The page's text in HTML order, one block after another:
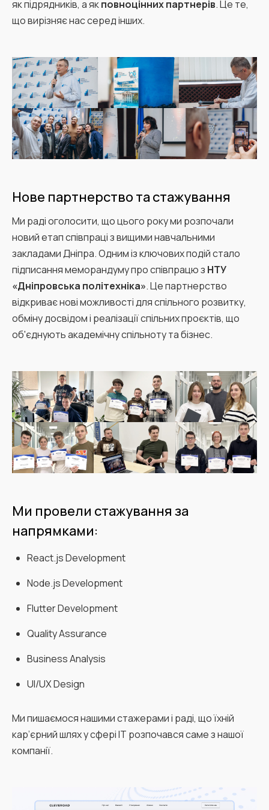
як підрядників, а якповноцінних партнерів. Це те,
що вирізняє нас серед інших.
Нове партнерство та стажування
Ми раді оголосити, що цього року ми розпочали
новий етап співпраці з вищими навчальними
закладами Дніпра. Одним із ключових подій стало
підписання меморандуму про співпрацю з НТУ
«Дніпровська політехніка». Це партнерство
відкриває нові можливості для спільного розвитку,
обміну досвідом і реалізації спільних проєктів, що
об'єднують академічну спільноту та бізнес.
Ми провели стажування за
напрямками:
React.js Development
Node.js Development
Flutter Development
Quality Assurance
Business Analysis
UI/UX Design
Ми пишаємося нашими стажерами і раді, що їхній
кар’єрний шлях у сфері IT розпочався саме з нашої
компанії.